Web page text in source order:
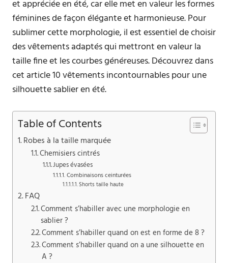
et appréciée en été, car elle met en valeur les formes
féminines de façon élégante et harmonieuse. Pour
sublimer cette morphologie, il est essentiel de choisir
des vêtements adaptés qui mettront en valeur la
taille fine et les courbes généreuses. Découvrez dans
cet article 10 vêtements incontournables pour une
silhouette sablier en été.
Table of Contents
Robes à la taille marquée
Chemisiers cintrés
Jupes évasées
Combinaisons ceinturées
Shorts taille haute
FAQ
Comment s’habiller avec une morphologie en
sablier ?
Comment s’habiller quand on est en forme de 8 ?
Comment s’habiller quand on a une silhouette en
A ?